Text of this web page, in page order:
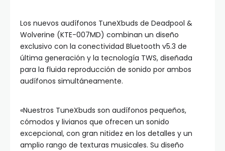
Los nuevos audífonos TuneXbuds de Deadpool &
Wolverine (KTE-007MD) combinan un diseño
exclusivo con la conectividad Bluetooth v5.3 de
última generación y la tecnología TWS, diseñada
para la fluida reproducción de sonido por ambos
audífonos simultáneamente.
«Nuestros TuneXbuds son audífonos pequeños,
cómodos y livianos que ofrecen un sonido
excepcional, con gran nitidez en los detalles y un
amplio rango de texturas musicales. Su diseño